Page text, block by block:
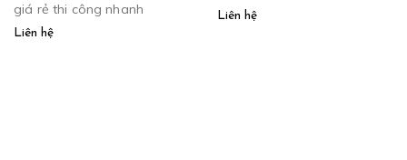
giá rẻ thi công nhanh
Liên hệ
Liên hệ